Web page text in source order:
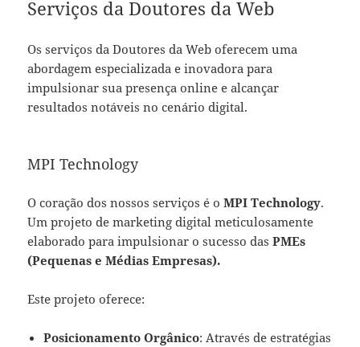
Serviços da Doutores da Web
Os serviços da Doutores da Web oferecem uma
abordagem especializada e inovadora para
impulsionar sua presença online e alcançar
resultados notáveis no cenário digital.
MPI Technology
O coração dos nossos serviços é oMPI Technology.
Um projeto de marketing digital meticulosamente
elaborado para impulsionar o sucesso dasPMEs
(Pequenas e Médias Empresas).
Este projeto oferece:
Posicionamento Orgânico: Através de estratégias